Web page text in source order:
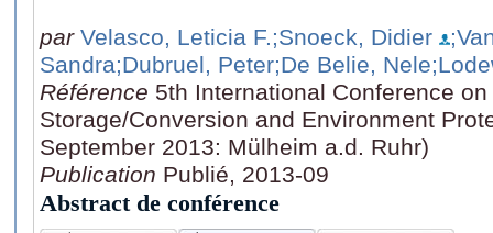
par Velasco, Leticia F.;Snoeck, Didier
Sandra;Dubruel, Peter;De Belie, Nele
Référence 5th International Conference
Storage/Conversion and Environment
September 2013: Mülheim a.d. Ruhr)
Publication Publié, 2013-09
Abstract de conférence